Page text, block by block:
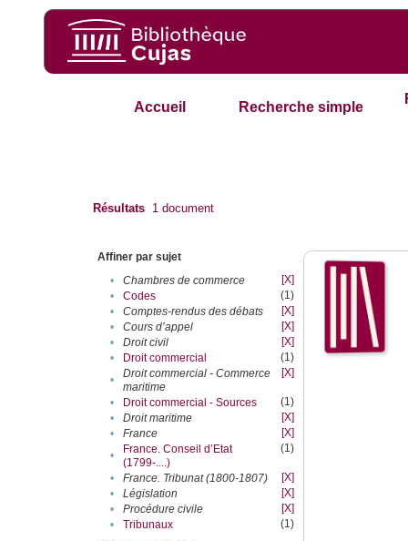
Accueil Recherche simple
Résultats 1 document
Affiner par sujet
•
Chambres de commerce
[X]
•
Codes
(1)
•
Comptes-rendus des débats
[X]
•
Cours d’appel
[X]
•
Droit civil
[X]
•
Droit commercial
(1)
•
Droit commercial - Commerce
maritime
[X]
• Droit commercial - Sources
(1)
•
Droit maritime
[X]
•
France
[X]
•
France. Conseil d’Etat
(1799-....)
(1)
• France. Tribunat (1800-1807)
[X]
•
Législation
[X]
•
Procédure civile
[X]
•
Tribunaux
(1)